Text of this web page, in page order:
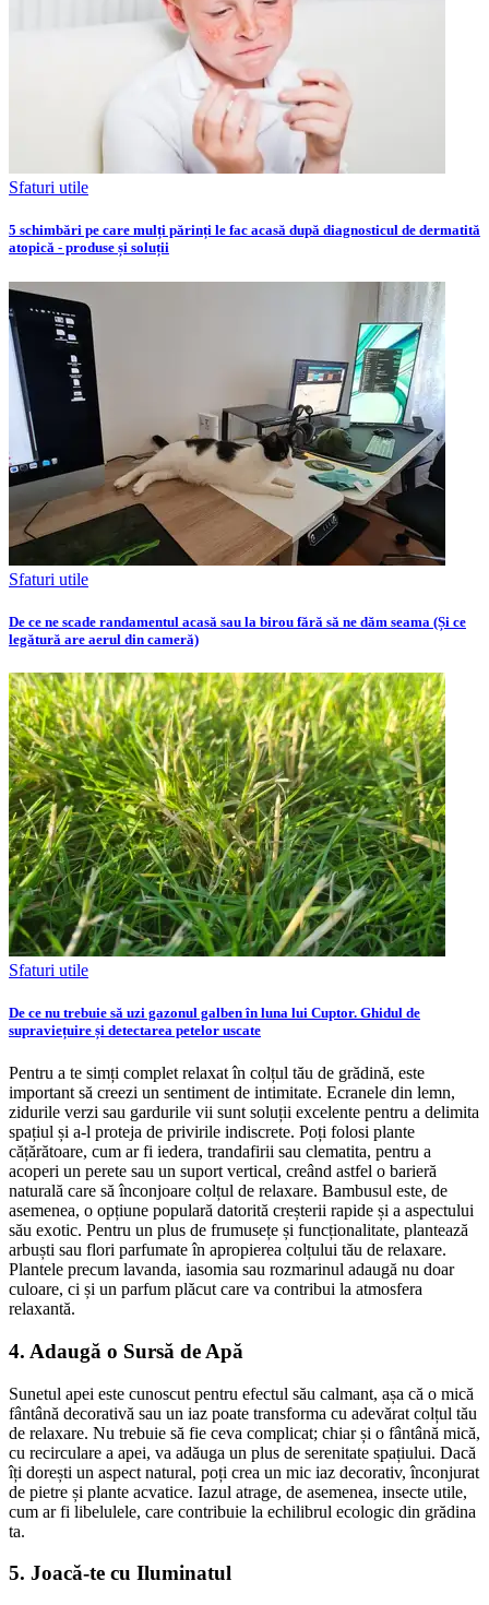
Sfaturi utile
5 schimbări pe care mulți părinți le fac acasă după diagnosticul de dermatită
atopică - produse și soluții
Sfaturi utile
De ce ne scade randamentul acasă sau la birou fără să ne dăm seama (Și ce
legătură are aerul din cameră)
Sfaturi utile
De ce nu trebuie să uzi gazonul galben în luna lui Cuptor. Ghidul de
supraviețuire și detectarea petelor uscate
Pentru a te simți complet relaxat în colțul tău de grădină, este
important să creezi un sentiment de intimitate. Ecranele din lemn,
zidurile verzi sau gardurile vii sunt soluții excelente pentru a delimita
spațiul și a-l proteja de privirile indiscrete. Poți folosi plante
cățărătoare, cum ar fi iedera, trandafirii sau clematita, pentru a
acoperi un perete sau un suport vertical, creând astfel o barieră
naturală care să înconjoare colțul de relaxare. Bambusul este, de
asemenea, o opțiune populară datorită creșterii rapide și a aspectului
său exotic. Pentru un plus de frumusețe și funcționalitate, plantează
arbuști sau flori parfumate în apropierea colțului tău de relaxare.
Plantele precum lavanda, iasomia sau rozmarinul adaugă nu doar
culoare, ci și un parfum plăcut care va contribui la atmosfera
relaxantă.
4. Adaugă o Sursă de Apă
Sunetul apei este cunoscut pentru efectul său calmant, așa că o mică
fântână decorativă sau un iaz poate transforma cu adevărat colțul tău
de relaxare. Nu trebuie să fie ceva complicat; chiar și o fântână mică,
cu recirculare a apei, va adăuga un plus de serenitate spațiului. Dacă
îți dorești un aspect natural, poți crea un mic iaz decorativ, înconjurat
de pietre și plante acvatice. Iazul atrage, de asemenea, insecte utile,
cum ar fi libelulele, care contribuie la echilibrul ecologic din grădina
ta.
5. Joacă-te cu Iluminatul